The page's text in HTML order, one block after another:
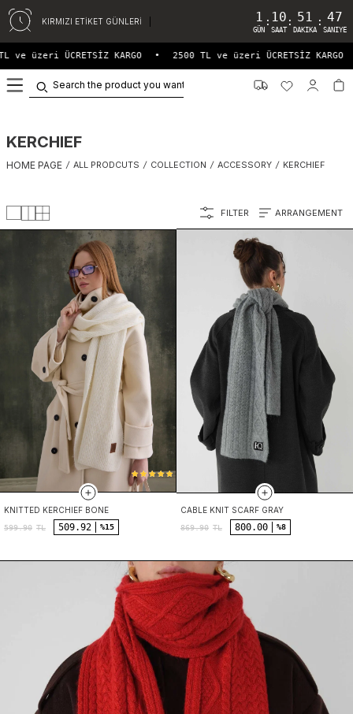
KIRMIZI ETİKET GÜNLERİ 1
GÜN
: 10
SAAT
: 51
DAKIKA
: 46
SANIYE
üzeri ÜCRETSİZ KARGO • 2500 TL ve üzeri ÜCRETSİZ KARGO •
KERCHIEF
HOME PAGE / ALL PRODCUTS / COLLECTION / ACCESSORY / KERCHIEF
FILTER ARRANGEMENT
KNITTED KERCHIEF BONE
599.90 TL 509.92 %15
CABLE KNIT SCARF GRAY
869.90 TL 800.00 %8